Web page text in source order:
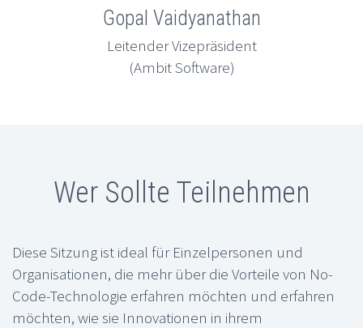
Gopal Vaidyanathan
Leitender Vizepräsident
(Ambit Software)
Wer Sollte Teilnehmen
Diese Sitzung ist ideal für Einzelpersonen und
Organisationen, die mehr über die Vorteile von No-
Code-Technologie erfahren möchten und erfahren
möchten, wie sie Innovationen in ihrem